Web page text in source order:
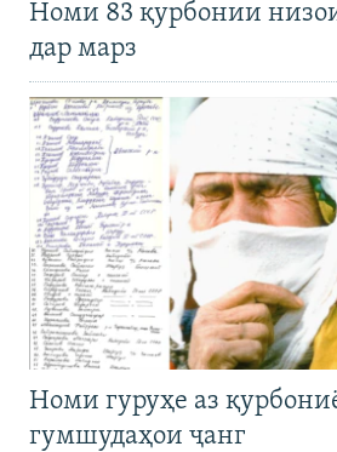
Номи 83 қурбонии
дар марз
Номи гуруҳе аз
гумшудаҳои ҷанг